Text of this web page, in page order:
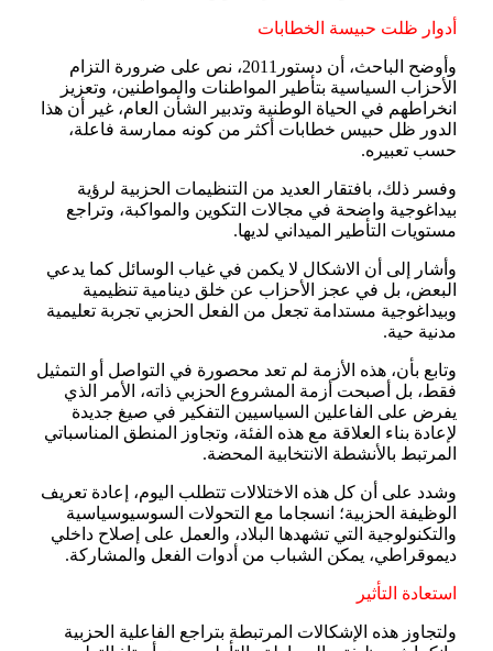
أدوار ظلت حبيسة الخطابات
وأوضح الباحث، أن دستور2011، نص على ضرورة التزام
الأحزاب السياسية بتأطير المواطنات والمواطنين، وتعزيز
انخراطهم في الحياة الوطنية وتدبير الشأن العام، غير أن هذا
الدور ظل حبيس خطابات أكثر من كونه ممارسة فاعلة،
حسب تعبيره.
وفسر ذلك، بافتقار العديد من التنظيمات الحزبية لرؤية
بيداغوجية واضحة في مجالات التكوين والمواكبة، وتراجع
مستويات التأطير الميداني لديها.
وأشار إلى أن الاشكال لا يكمن في غياب الوسائل كما يدعي
البعض، بل في عجز الأحزاب عن خلق دينامية تنظيمية
وبيداغوجية مستدامة تجعل من الفعل الحزبي تجربة تعليمية
مدنية حية.
وتابع بأن، هذه الأزمة لم تعد محصورة في التواصل أو التمثيل
فقط، بل أصبحت أزمة المشروع الحزبي ذاته، الأمر الذي
يفرض على الفاعلين السياسيين التفكير في صيغ جديدة
لإعادة بناء العلاقة مع هذه الفئة، وتجاوز المنطق المناسباتي
المرتبط بالأنشطة الانتخابية المحضة.
وشدد على أن كل هذه الاختلالات تتطلب اليوم، إعادة تعريف
الوظيفة الحزبية؛ انسجاما مع التحولات السوسيوسياسية
والتكنولوجية التي تشهدها البلاد، والعمل على إصلاح داخلي
ديموقراطي، يمكن الشباب من أدوات الفعل والمشاركة.
استعادة التأثير
ولتجاوز هذه الإشكالات المرتبطة بتراجع الفاعلية الحزبية